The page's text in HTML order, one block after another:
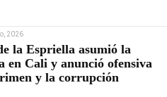
2026
la Espriella asumió la
en Cali y anunció ofensiva
y la corrupción